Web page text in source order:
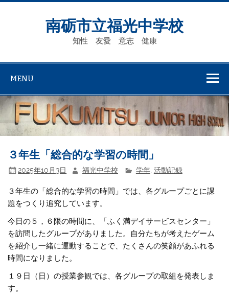
Skip
南砺市立福光中学校
知性 友愛 意志 健康
MENU
３年生「総合的な学習の時間」
2025年10月3日 福光中学校 学年, 活動記録
３年生の「総合的な学習の時間」では、各グループごとに課
題をつくり追究しています。
今日の５，６限の時間に、「ふく満デイサービスセンター」
を訪問したグループがありました。自分たちが考えたゲーム
を紹介し一緒に運動することで、たくさんの笑顔があふれる
時間になりました。
１９日（日）の授業参観では、各グループの取組を発表しま
す。